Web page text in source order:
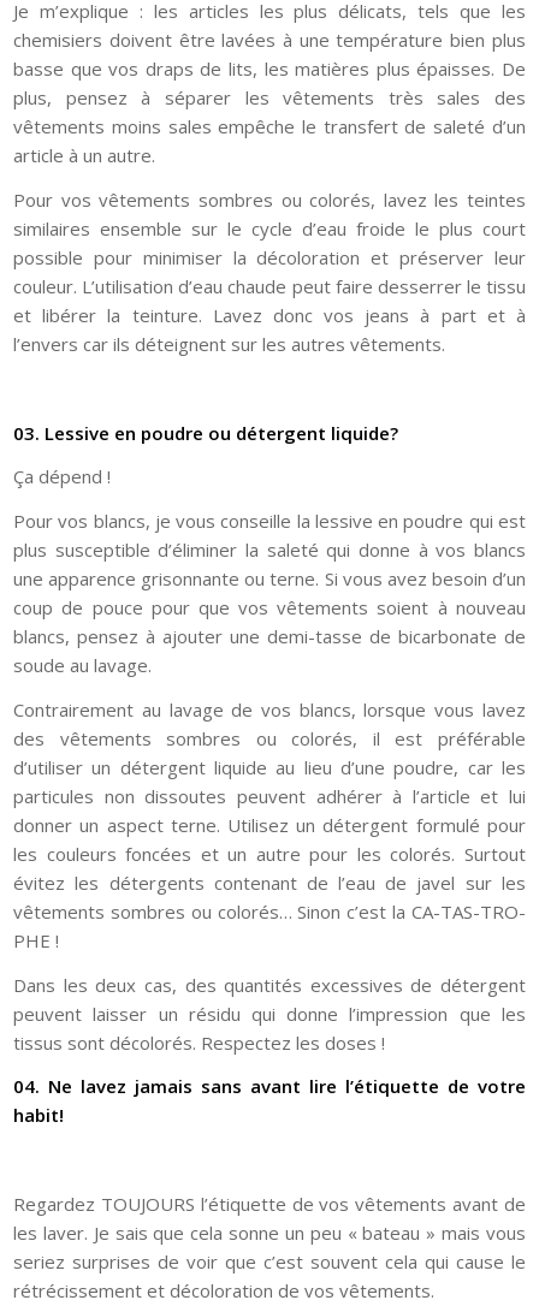
Je m’explique : les articles les plus délicats, tels que les
chemisiers doivent être lavées à une température bien plus
basse que vos draps de lits, les matières plus épaisses. De
plus, pensez à séparer les vêtements très sales des
vêtements moins sales empêche le transfert de saleté d’un
article à un autre.
Pour vos vêtements sombres ou colorés, lavez les teintes
similaires ensemble sur le cycle d’eau froide le plus court
possible pour minimiser la décoloration et préserver leur
couleur. L’utilisation d’eau chaude peut faire desserrer le tissu
et libérer la teinture. Lavez donc vos jeans à part et à
l’envers car ils déteignent sur les autres vêtements.
03. Lessive en poudre ou détergent liquide?
Ça dépend !
Pour vos blancs, je vous conseille la lessive en poudre qui est
plus susceptible d’éliminer la saleté qui donne à vos blancs
une apparence grisonnante ou terne. Si vous avez besoin d’un
coup de pouce pour que vos vêtements soient à nouveau
blancs, pensez à ajouter une demi-tasse de bicarbonate de
soude au lavage.
Contrairement au lavage de vos blancs, lorsque vous lavez
des vêtements sombres ou colorés, il est préférable
d’utiliser un détergent liquide au lieu d’une poudre, car les
particules non dissoutes peuvent adhérer à l’article et lui
donner un aspect terne. Utilisez un détergent formulé pour
les couleurs foncées et un autre pour les colorés. Surtout
évitez les détergents contenant de l’eau de javel sur les
vêtements sombres ou colorés… Sinon c’est la CA-TAS-TRO-
PHE !
Dans les deux cas, des quantités excessives de détergent
peuvent laisser un résidu qui donne l’impression que les
tissus sont décolorés. Respectez les doses !
04. Ne lavez jamais sans avant lire l’étiquette de votre
habit!
Regardez TOUJOURS l’étiquette de vos vêtements avant de
les laver. Je sais que cela sonne un peu « bateau » mais vous
seriez surprises de voir que c’est souvent cela qui cause le
rétrécissement et décoloration de vos vêtements.